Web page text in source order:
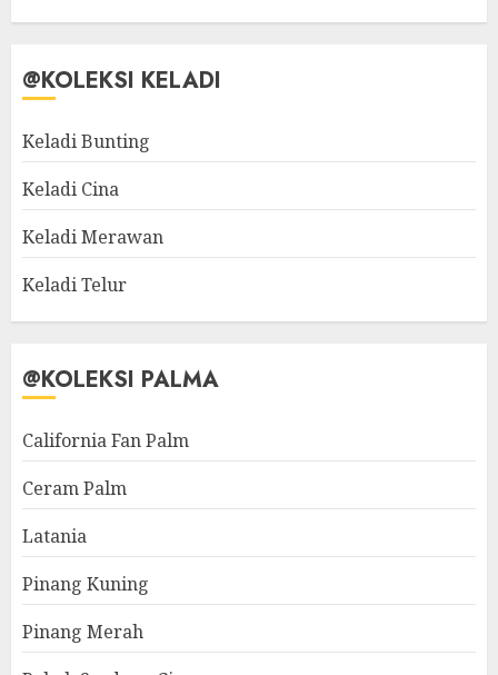
@KOLEKSI KELADI
Keladi Bunting
Keladi Cina
Keladi Merawan
Keladi Telur
@KOLEKSI PALMA
California Fan Palm
Ceram Palm
Latania
Pinang Kuning
Pinang Merah